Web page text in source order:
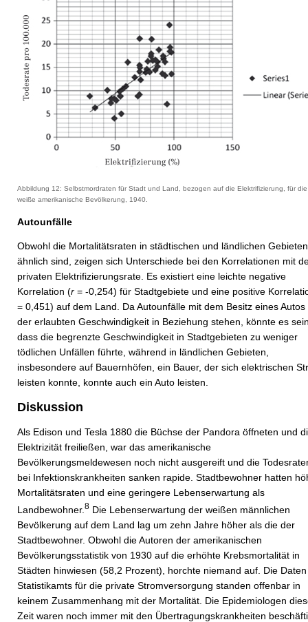
Abbildung 12: Selbstmordraten für Stadt und Land, bezogen auf die Elektrifizierung, für die
weiße amerikanische Bevölkerung, 1940.
Autounfälle
Obwohl die Mortalitätsraten in städtischen und ländlichen Gebieten
ähnlich sind, zeigen sich Unterschiede bei den Korrelationen mit
privaten Elektrifizierungsrate. Es existiert eine leichte negative
Korrelation (r = -0,254) für Stadtgebiete und eine positive
= 0,451) auf dem Land. Da Autounfälle mit dem Besitz eines Autos
der erlaubten Geschwindigkeit in Beziehung stehen, könnte es
dass die begrenzte Geschwindigkeit in Stadtgebieten zu weniger
tödlichen Unfällen führte, während in ländlichen Gebieten,
insbesondere auf Bauernhöfen, ein Bauer, der sich elektrischen
leisten konnte, konnte auch ein Auto leisten.
Diskussion
Als Edison und Tesla 1880 die Büchse der Pandora öffneten und
Elektrizität freiließen, war das amerikanische
Bevölkerungsmeldewesen noch nicht ausgereift und die
bei Infektionskrankheiten sanken rapide. Stadtbewohner hatten
Mortalitätsraten und eine geringere Lebenserwartung als
Landbewohner. 8 Die Lebenserwartung der weißen männlichen
Bevölkerung auf dem Land lag um zehn Jahre höher als die der
Stadtbewohner. Obwohl die Autoren der amerikanischen
Bevölkerungsstatistik von 1930 auf die erhöhte Krebsmortalität in
Städten hinwiesen (58,2 Prozent), horchte niemand auf. Die
Statistikamts für die private Stromversorgung standen offenbar in
keinem Zusammenhang mit der Mortalität. Die Epidemiologen
Zeit waren noch immer mit den Übertragungskrankheiten